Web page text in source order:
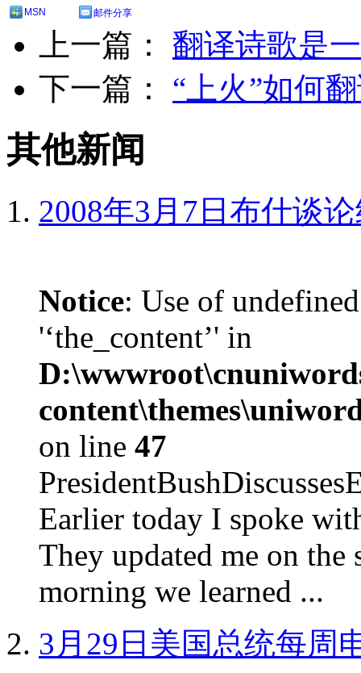
MSN
邮件分享
上一篇： 翻译诗歌是
下一篇： “上火”如何
其他新闻
2008年3月7日布什谈
Notice: Use of
'‘the_content’' in
on line 47
Earlier today I spoke
They updated me on the
morning we learned ...
3月29日美国总统每周